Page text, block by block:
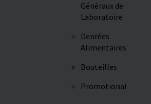
Généraux de
Laboratoire
Denrées
Alimentaires
Bouteilles
Promotional